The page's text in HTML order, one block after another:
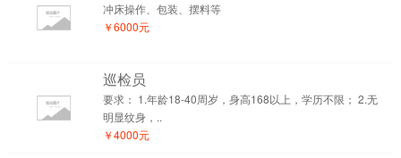
冲床操作、包装、摆料等
￥6000元
巡检员
要求： 1.年龄18-40周岁，身高168以上，学历不限； 2.无
明显纹身，..
￥4000元